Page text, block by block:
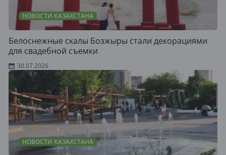
НОВОСТИ КАЗАХСТАНА
Белоснежные скалы Бозжыры стали декорациями
для свадебной съемки
30.07.2026
НОВОСТИ КАЗАХСТАНА